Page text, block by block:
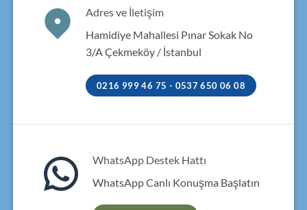
Adres ve İletişim
Hamidiye Mahallesi Pınar Sokak No
3/A Çekmeköy / İstanbul
0216 999 46 75 - 0537 650 06 08
WhatsApp Destek Hattı
WhatsApp Canlı Konuşma Başlatın